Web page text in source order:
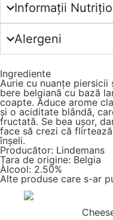
Informații
Alergeni
Ingrediente
Aurie cu nuanțe piersicii
bere belgiană cu bază
coapte. Aduce arome
și o aciditate blândă,
fructată. Se bea ușor,
face să crezi că
înșeli.
Producător: Lindemans
Țara de origine: Belgia
Alcool: 2.50%
Alte produse care s-ar